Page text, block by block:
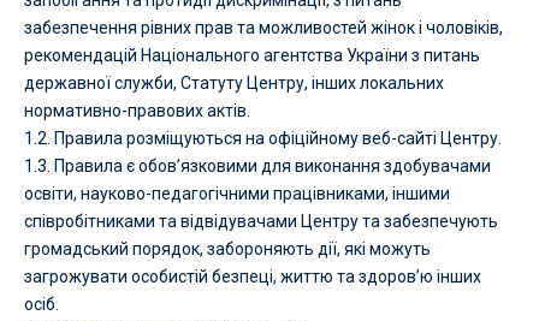
забезпечення рівних прав та можливостей жінок і чоловіків,
рекомендацій Національного агентства України з питань
державної служби, Статуту Центру, інших локальних
нормативно-правових актів.
1.2. Правила розміщуються на офіційному веб-сайті Центру.
1.3. Правила є обов’язковими для виконання здобувачами
освіти, науково-педагогічними працівниками, іншими
співробітниками та відвідувачами Центру та забезпечують
громадський порядок, забороняють дії, які можуть
загрожувати особистій безпеці, життю та здоров’ю інших
осіб.